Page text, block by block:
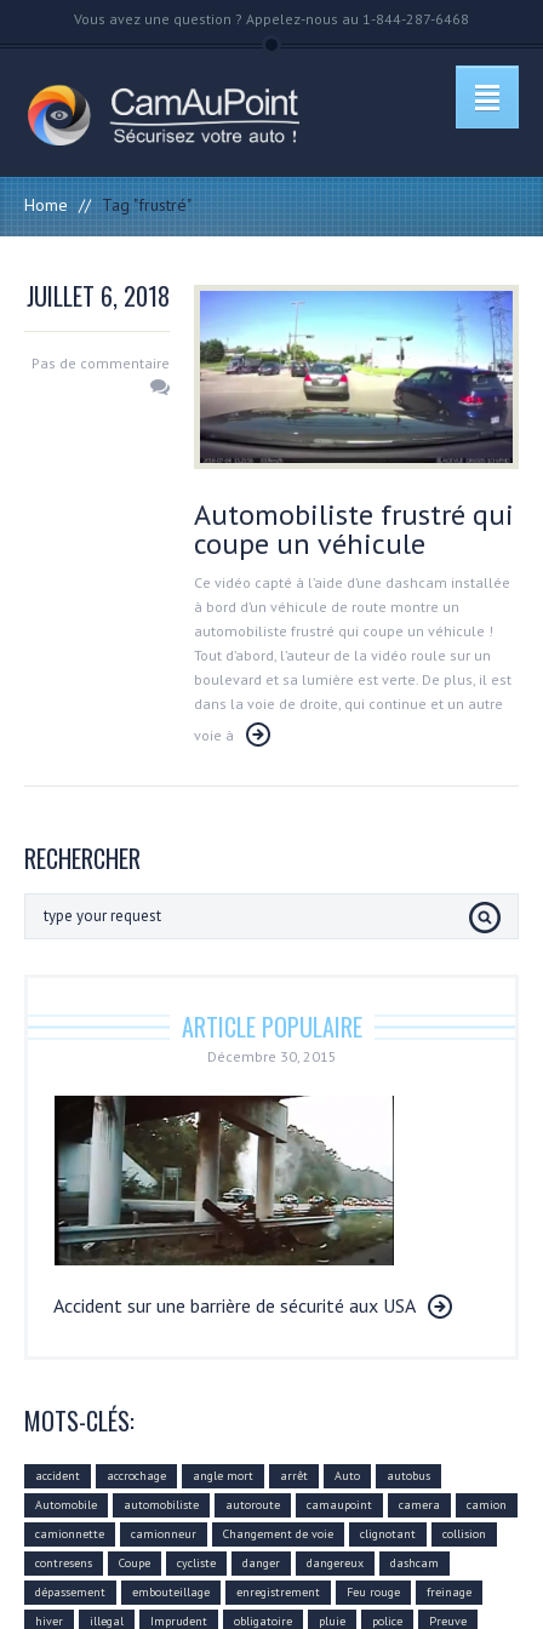
Vous avez une question ? Appelez-nous au 1-844-287-6468
Home // Tag "frustré"
JUILLET 6, 2018
Pas de commentaire
Automobiliste frustré qui
coupe un véhicule
Ce vidéo capté à l’aide d’une dashcam installée
à bord d’un véhicule de route montre un
automobiliste frustré qui coupe un véhicule !
Tout d’abord, l’auteur de la vidéo roule sur un
boulevard et sa lumière est verte. De plus, il est
dans la voie de droite, qui continue et un autre
voie à
RECHERCHER
ARTICLE POPULAIRE
Décembre 30, 2015
Accident sur une barrière de sécurité aux USA
MOTS-CLÉS:
accident accrochage angle mort arrêt Auto
autobus
Automobile
automobiliste autoroute camaupoint camera
camion
camionnette
camionneur Changement de voie clignotant
collision
contresens
Coupe cycliste danger dangereux
dashcam
dépassement
embouteillage enregistrement Feu rouge
freinage
hiver
illegal Imprudent obligatoire pluie police Preuve